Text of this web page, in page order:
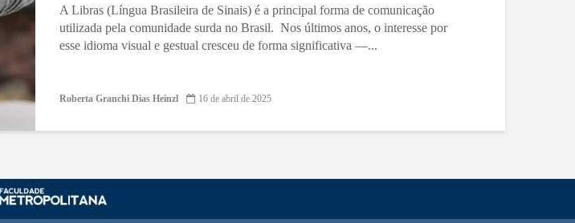
A Libras (Língua Brasileira de Sinais) é a principal forma de comunicação
utilizada pela comunidade surda no Brasil. Nos últimos anos, o interesse por
esse idioma visual e gestual cresceu de forma significativa —...
Roberta Granchi Dias Heinzl 16 de abril de 2025